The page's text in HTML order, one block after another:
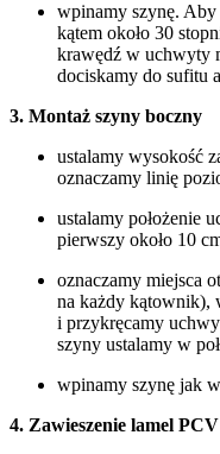
wpinamy szynę. Aby
kątem około 30
krawędź w uchwyty
dociskamy do sufitu
3. Montaż szyny boczny
ustalamy wysokość
oznaczamy linię
ustalamy położenie
pierwszy około 10
oznaczamy miejsca
na każdy kątownik),
i przykręcamy
szyny ustalamy w
wpinamy szynę jak
4. Zawieszenie lamel PCV